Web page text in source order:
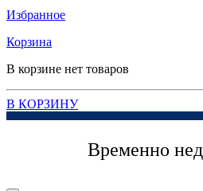
Избранное
Корзина
В корзине нет товаров
В КОРЗИНУ
Временно